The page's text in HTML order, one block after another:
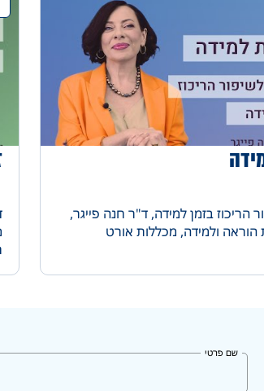
הריכוז בזמן למידה, ד"ר חנה פייגר,
הוראה ולמידה, מכללות אורט
שם פרטי